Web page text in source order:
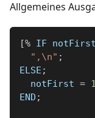
Allgemeines
[% IF notFirst
",\n" ;
ELSE ;
  notFirst
= 1
END ;